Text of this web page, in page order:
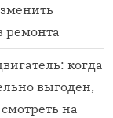
ремонта
когда
выгоден,
на